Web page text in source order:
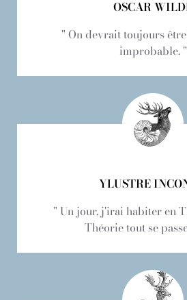
OSCAR
" On devrait toujours
improbable. "
YLUSTRE
" Un jour, j'irai habiter en
Théorie tout se